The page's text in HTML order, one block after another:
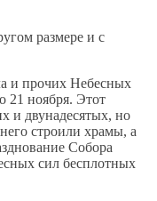
размере и с
и прочих Небесных
21 ноября. Этот
и двунадесятых, но
строили храмы, а
Собора
сил бесплотных